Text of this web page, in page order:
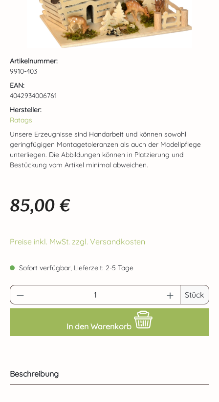
Artikelnummer:
9910-403
EAN:
4042934006761
Hersteller:
Ratags
Unsere Erzeugnisse sind Handarbeit und können sowohl
geringfügigen Montagetoleranzen als auch der Modellpflege
unterliegen. Die Abbildungen können in Platzierung und
Bestückung vom Artikel minimal abweichen.
Regulärer Preis:
85,00 €
Preise inkl. MwSt. zzgl. Versandkosten
Sofort verfügbar, Lieferzeit: 2-5 Tage
Produkt Anzahl: Gib den gewünschtenStück
In den Warenkorb
Beschreibung